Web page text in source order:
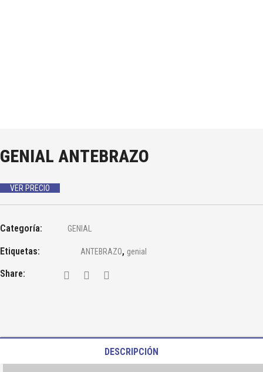
GENIAL ANTEBRAZO
VER PRECIO
Categoría: GENIAL
Etiquetas: ANTEBRAZO, genial
Share:
DESCRIPCIÓN